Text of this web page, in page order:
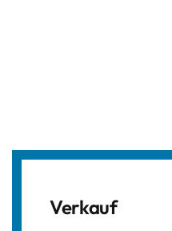
Verkauf